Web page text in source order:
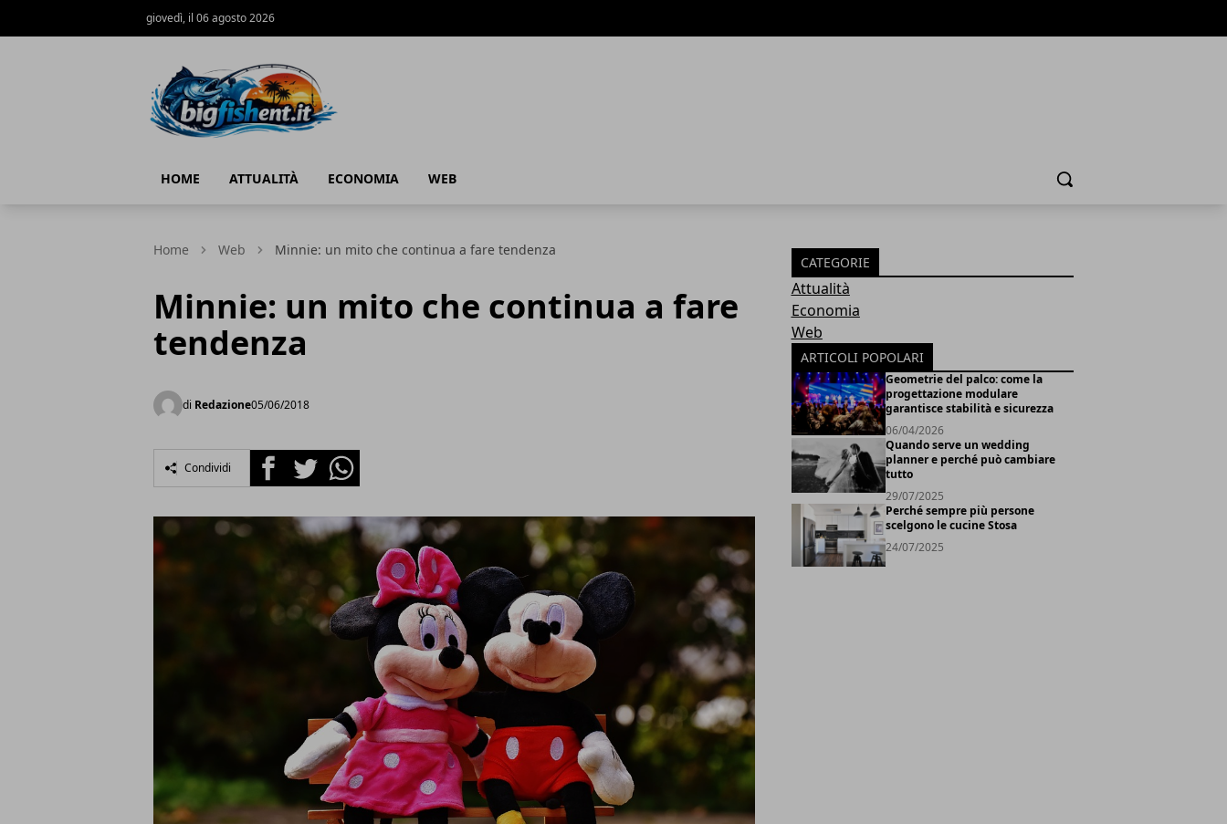
giovedì, il 06 agosto 2026
HOME ATTUALITÀ ECONOMIA WEB Cerca
Home Web Minnie: un mito che continua a fare tendenza
Minnie: un mito che continua a fare
tendenza
di Redazione05/06/2018
Condividi FacebookTwitterWhatsapp
CATEGORIE
Attualità
Economia
Web
ARTICOLI POPOLARI
Geometrie del palco: come la
progettazione modulare
garantisce stabilità e sicurezza
06/04/2026
Quando serve un wedding
planner e perché può cambiare
tutto
29/07/2025
Perché sempre più persone
scelgono le cucine Stosa
24/07/2025